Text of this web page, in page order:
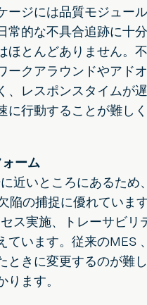
ージには品質モジュー
常的な不具合追跡に十
ほとんどありません。
ークアラウンドやアド
、レスポンスタイムが遅
に行動することが難し
ーム
近いところにあるため
陥の捕捉に優れていま
ス実施、トレーサビリ
ています。従来のMES
ときに変更するのが難
ります。